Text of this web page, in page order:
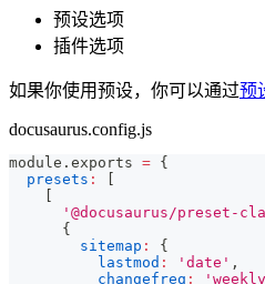
预设选项
插件选项
如果你使用预设，你可以通过预
docusaurus.config.js
module . exports = {
presets :
'@docusaurus/preset-
{
sitemap :
{
lastmod : 'date' ,
changefreq :